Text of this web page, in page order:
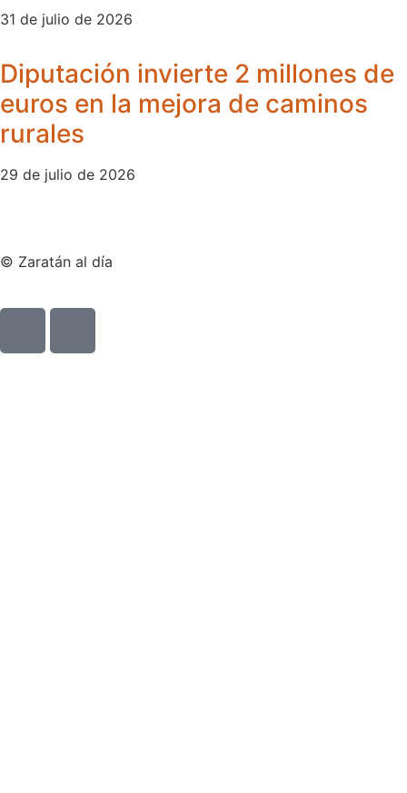
31 de julio de 2026
Diputación invierte 2 millones de
euros en la mejora de caminos
rurales
29 de julio de 2026
© Zaratán al día